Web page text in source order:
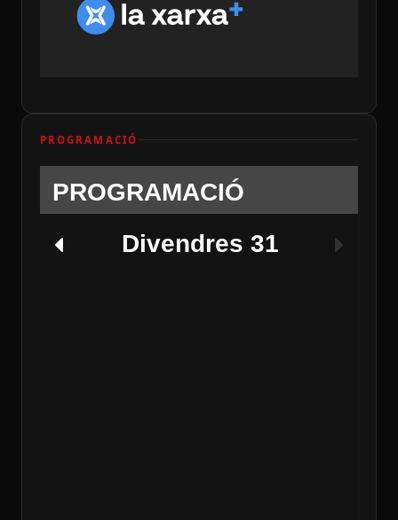
PROGRAMACIÓ
PROGRAMACIÓ
Divendres 31